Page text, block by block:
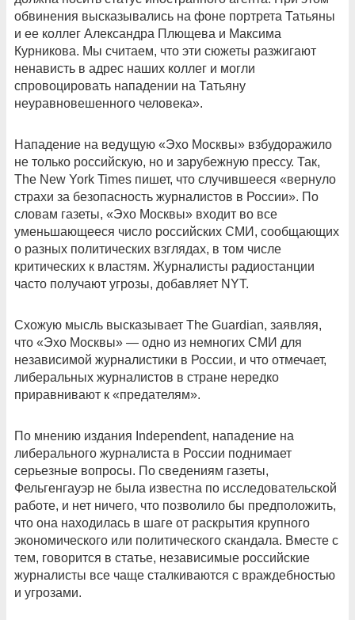
обвинения высказывались на фоне портрета Татьяны
и ее коллег Александра Плющева и Максима
Курникова. Мы считаем, что эти сюжеты разжигают
ненависть в адрес наших коллег и могли
спровоцировать нападении на Татьяну
неуравновешенного человека».
Нападение на ведущую «Эхо Москвы» взбудоражило
не только российскую, но и зарубежную прессу. Так,
The New York Times пишет, что случившееся «вернуло
страхи за безопасность журналистов в России». По
словам газеты, «Эхо Москвы» входит во все
уменьшающееся число российских СМИ, сообщающих
о разных политических взглядах, в том числе
критических к властям. Журналисты радиостанции
часто получают угрозы, добавляет NYT.
Схожую мысль высказывает The Guardian, заявляя,
что «Эхо Москвы» — одно из немногих СМИ для
независимой журналистики в России, и что отмечает,
либеральных журналистов в стране нередко
приравнивают к «предателям».
По мнению издания Independent, нападение на
либерального журналиста в России поднимает
серьезные вопросы. По сведениям газеты,
Фельгенгауэр не была известна по исследовательской
работе, и нет ничего, что позволило бы предположить,
что она находилась в шаге от раскрытия крупного
экономического или политического скандала. Вместе с
тем, говорится в статье, независимые российские
журналисты все чаще сталкиваются с враждебностью
и угрозами.